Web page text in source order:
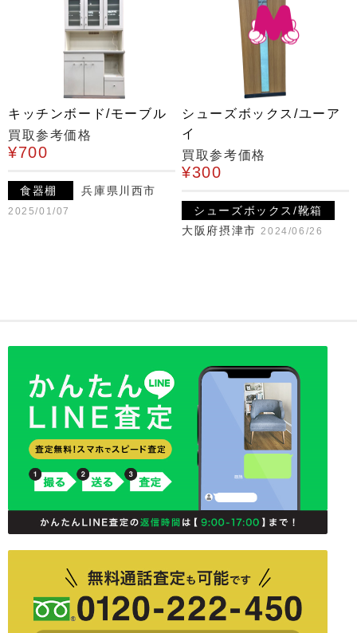
キッチンボード/モーブル
買取参考価格
¥700
食器棚 兵庫県川西市
2025/01/07
シューズボックス/ユーア
イ
買取参考価格
¥300
シューズボックス/靴箱
大阪府摂津市 2024/06/26